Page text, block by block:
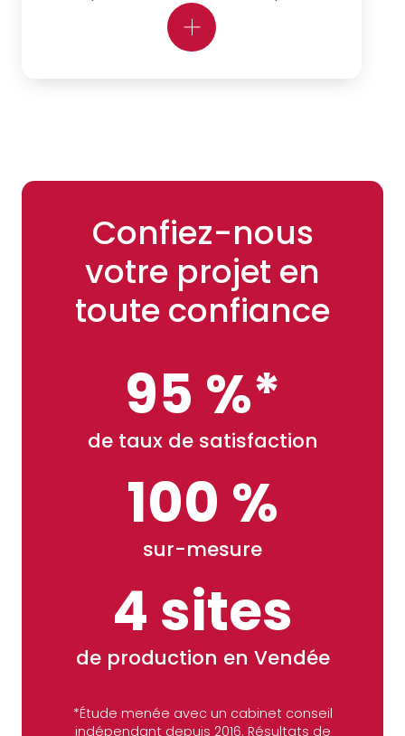
Confiez-nous
votre projet en
toute confiance
95 %*
de taux de satisfaction
100 %
sur-mesure
4 sites
de production en Vendée
*Étude menée avec un cabinet conseil
indépendant depuis 2016. Résultats de